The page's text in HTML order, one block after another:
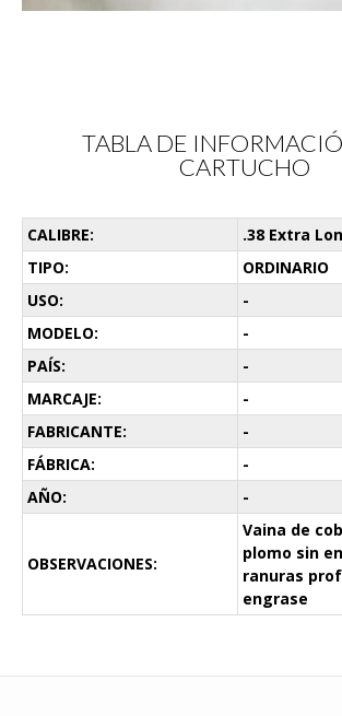
TABLA DE
CARTUCHO
CALIBRE:
.38 Extra
TIPO:
ORDINARIO
USO:
-
MODELO:
-
PAÍS:
-
MARCAJE:
-
FABRICANTE:
-
FÁBRICA:
-
AÑO:
-
OBSERVACIONES:
Vaina de
plomo sin
ranuras
engrase